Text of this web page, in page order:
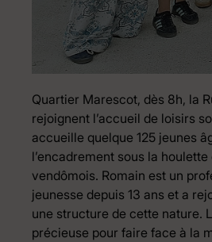
Quartier Marescot, dès 8h, la
rejoignent l’accueil de loisirs
accueille quelque 125 jeunes
l’encadrement sous la
vendômois. Romain est un
jeunesse depuis 13 ans et a
une structure de cette nature.
précieuse pour faire face à la